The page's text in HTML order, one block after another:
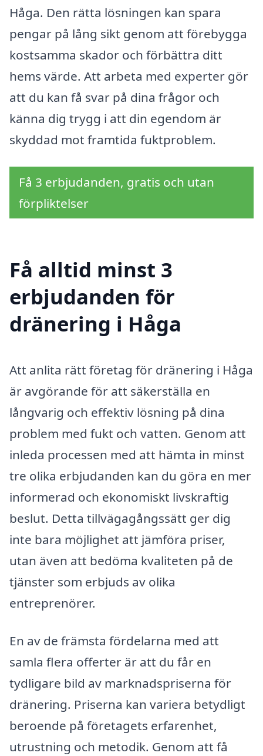
Håga. Den rätta lösningen kan spara
pengar på lång sikt genom att förebygga
kostsamma skador och förbättra ditt
hems värde. Att arbeta med experter gör
att du kan få svar på dina frågor och
känna dig trygg i att din egendom är
skyddad mot framtida fuktproblem.
Få 3 erbjudanden, gratis och utan
förpliktelser
Få alltid minst 3
erbjudanden för
dränering i Håga
Att anlita rätt företag för dränering i Håga
är avgörande för att säkerställa en
långvarig och effektiv lösning på dina
problem med fukt och vatten. Genom att
inleda processen med att hämta in minst
tre olika erbjudanden kan du göra en mer
informerad och ekonomiskt livskraftig
beslut. Detta tillvägagångssätt ger dig
inte bara möjlighet att jämföra priser,
utan även att bedöma kvaliteten på de
tjänster som erbjuds av olika
entreprenörer.
En av de främsta fördelarna med att
samla flera offerter är att du får en
tydligare bild av marknadspriserna för
dränering. Priserna kan variera betydligt
beroende på företagets erfarenhet,
utrustning och metodik. Genom att få